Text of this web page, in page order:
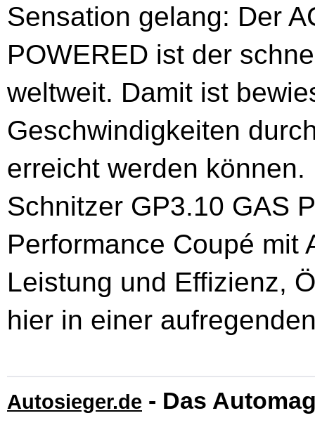
Sensation gelang: Der
POWERED ist der
weltweit. Damit ist
Geschwindigkeiten
erreicht werden
Schnitzer GP3.10 GAS
Performance Coupé mit
Leistung und Effizienz,
hier in einer
Autosieger.de - Das